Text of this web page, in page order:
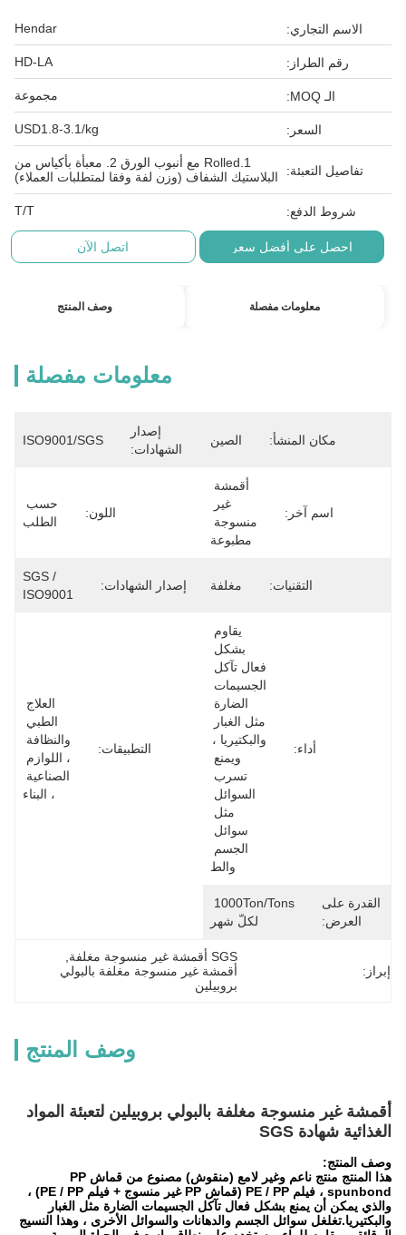
الاسم التجاري: Hendar
رقم الطراز: HD-LA
الـ MOQ: مجموعة
السعر: USD1.8-3.1/kg
تفاصيل التعبئة:
1.Rolled مع أنبوب الورق 2. معبأة بأكياس من
البلاستيك الشفاف (وزن لفة وفقا لمتطلبات العملاء)
شروط الدفع: T/T
احصل على أفضل سعر اتصل الآن
معلومات مفصلة وصف المنتج
معلومات مفصلة
مكان المنشأ: الصين
إصدار
الشهادات:
ISO9001/SGS
اسم آخر:
مطبوعة
اللون:
الطلب
التقنيات: مغلفة إصدار الشهادات:
SGS /
ISO9001
أداء:
والط
التطبيقات:
، البناء
القدرة على
العرض:
لكلّ شهر
إبراز:
SGS أقمشة غير منسوجة مغلفة
بروبيلين
وصف المنتج
أقمشة غير منسوجة مغلفة بالبولي بروبيلين لتعبئة المواد
الغذائية شهادة SGS
وصف المنتج:
هذا المنتج منتج ناعم وغير لامع (منقوش) مصنوع من قماش PP
spunbond ، فيلم PE / PP (قماش PP غير منسوج + فيلم PE / PP) ،
والذي يمكن أن يمنع بشكل فعال تآكل الجسيمات الضارة مثل الغبار
والبكتيريا.تغلغل سوائل الجسم والدهانات والسوائل الأخرى ، وهذا النسيج